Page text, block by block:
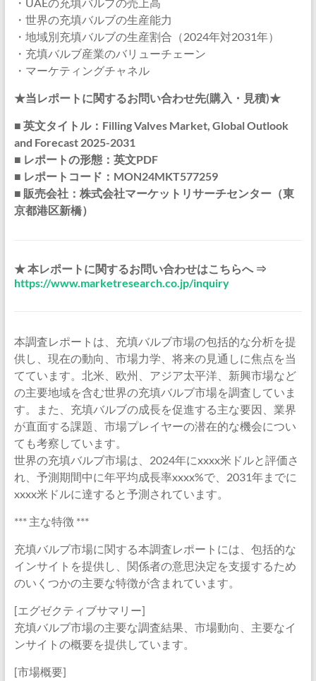
・世界の充填バルブの生産能力
・地域別充填バルブの生産割合（2024年対2031年）
・充填バルブ産業のバリューチェーン
・マーケティングチャネル
★当レポートに関するお問い合わせ先(購入・見積)★
■ 英文タイトル：Filling Valves Market, Global Outlook
and Forecast 2025-2031
■ レポートの形態：英文PDF
■ レポートコード：MON24MKT577259
■ 販売会社：株式会社マーケットリサーチセンター（東
京都港区新橋）
★ 本レポートに関するお問い合わせはこちらへ ⇒
https://www.marketresearch.co.jp/inquiry
本調査レポートは、充填バルブ市場の包括的な分析を提
供し、現在の動向、市場力学、将来の見通しに焦点を当
てています。北米、欧州、アジア太平洋、新興市場など
の主要地域を含む世界の充填バルブ市場を調査していま
す。また、充填バルブの成長を促進する主な要因、業界
が直面する課題、市場プレイヤーの潜在的な機会につい
ても考察しています。
世界の充填バルブ市場は、2024年にxxxx米ドルと評価さ
れ、予測期間中に年平均成長率xxxx%で、2031年までに
xxxx米ドルに達すると予測されています。
*** 主な特徴 ***
充填バルブ市場に関する本調査レポートには、包括的な
インサイトを提供し、関係者の意思決定を支援するため
のいくつかの主要な特徴が含まれています。
[エグゼクティブサマリー]
充填バルブ市場の主要な調査結果、市場動向、主要なイ
ンサイトの概要を提供しています。
[市場概要]